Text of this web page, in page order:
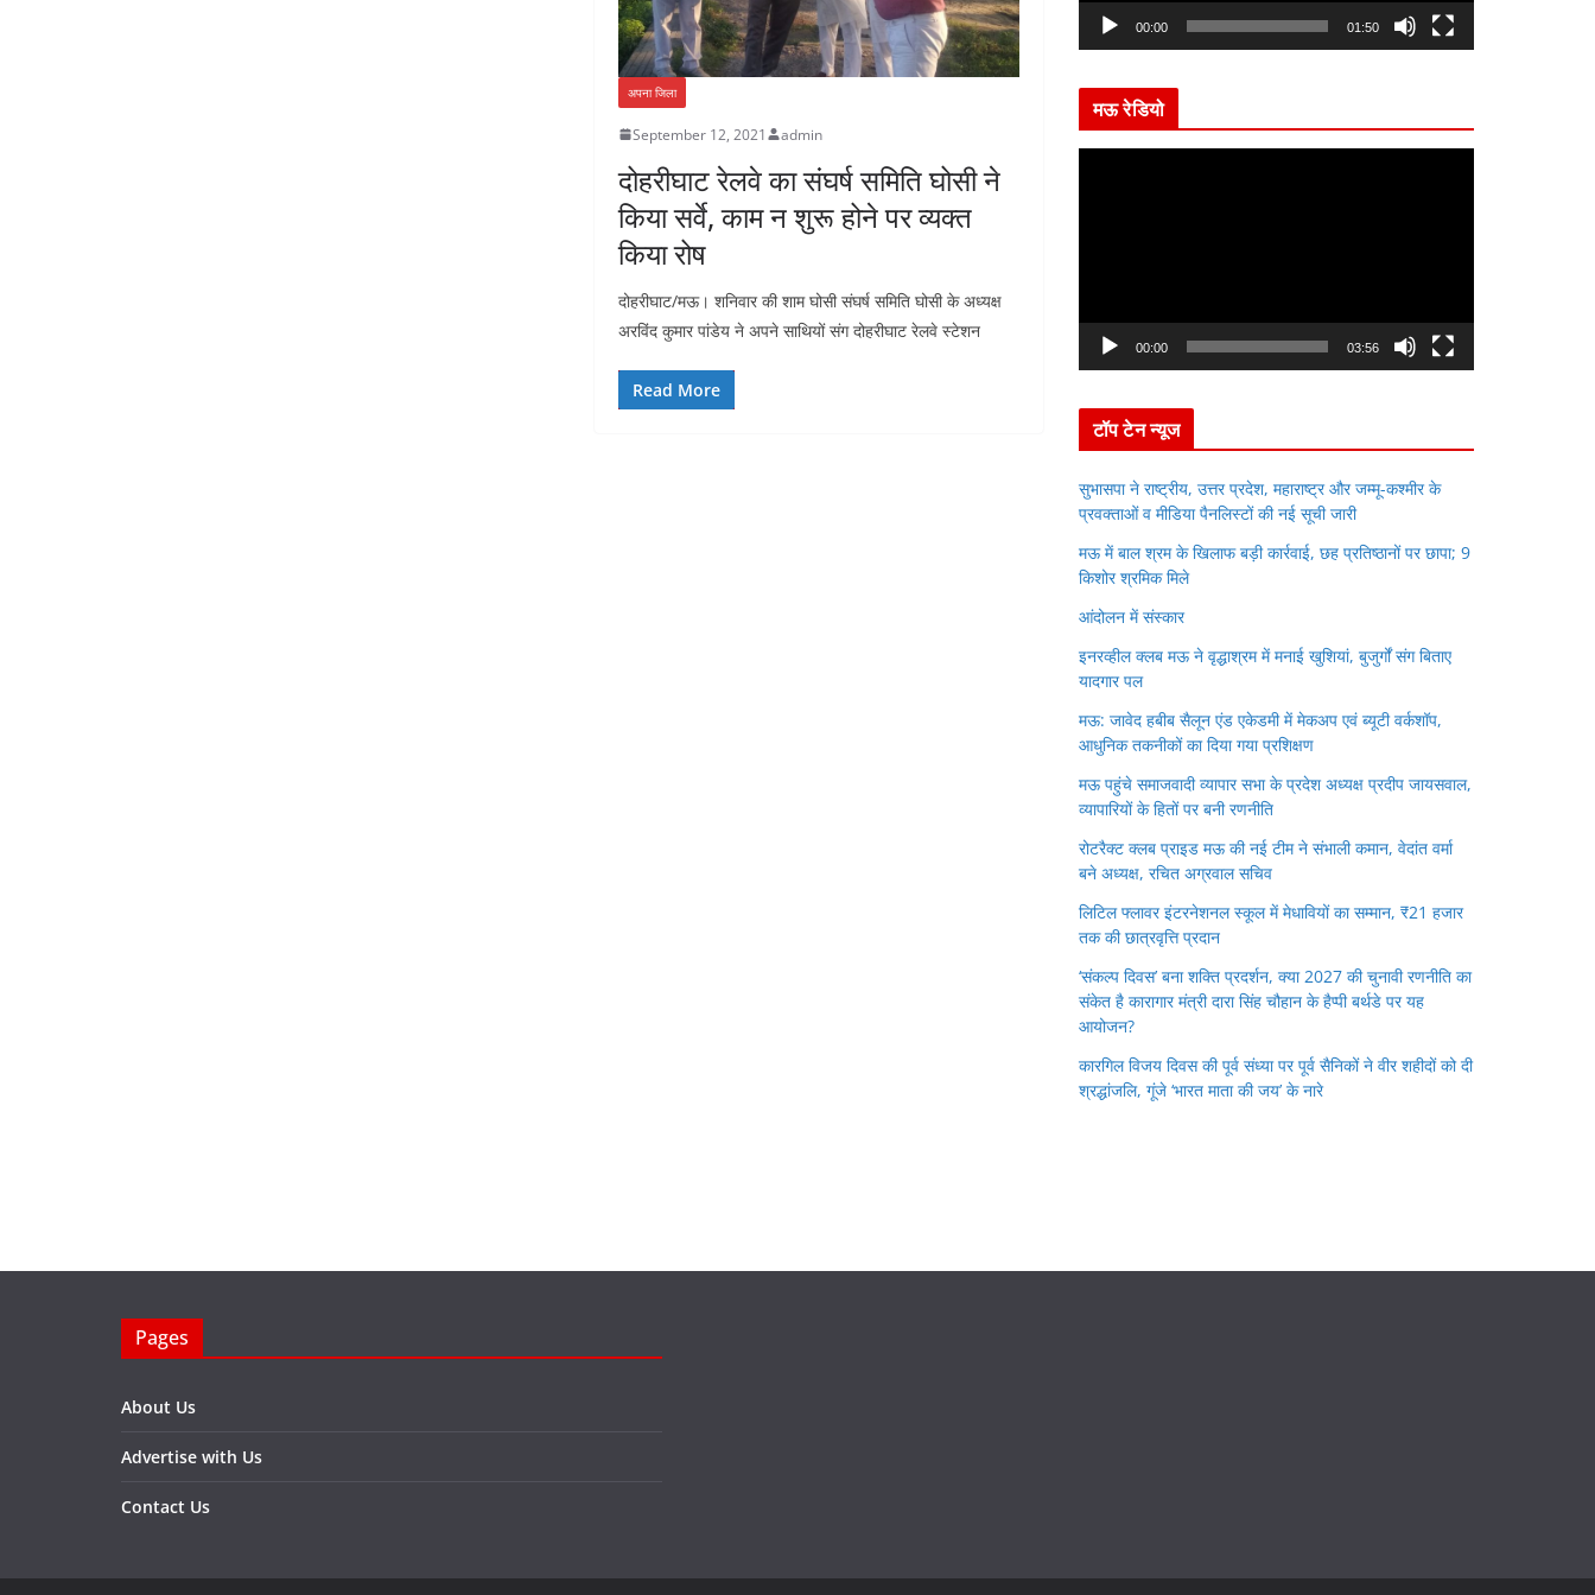
अपना जिला
September 12, 2021 admin
दोहरीघाट रेलवे का संघर्ष समिति घोसी ने
किया सर्वे, काम न शुरू होने पर व्यक्त
किया रोष
दोहरीघाट/मऊ। शनिवार की शाम घोसी संघर्ष समिति घोसी के अध्यक्ष
अरविंद कुमार पांडेय ने अपने साथियों संग दोहरीघाट रेलवे स्टेशन
Read More
a
r
00:00 01:50
मऊ रेडियो
a
r
00:00 03:56
टॉप टेन न्यूज
सुभासपा ने राष्ट्रीय, उत्तर प्रदेश, महाराष्ट्र और जम्मू-कश्मीर के
प्रवक्ताओं व मीडिया पैनलिस्टों की नई सूची जारी
मऊ में बाल श्रम के खिलाफ बड़ी कार्रवाई, छह प्रतिष्ठानों पर छापा; 9
किशोर श्रमिक मिले
आंदोलन में संस्कार
इनरव्हील क्लब मऊ ने वृद्धाश्रम में मनाई खुशियां, बुजुर्गों संग बिताए
यादगार पल
मऊ: जावेद हबीब सैलून एंड एकेडमी में मेकअप एवं ब्यूटी वर्कशॉप,
आधुनिक तकनीकों का दिया गया प्रशिक्षण
मऊ पहुंचे समाजवादी व्यापार सभा के प्रदेश अध्यक्ष प्रदीप जायसवाल,
व्यापारियों के हितों पर बनी रणनीति
रोटरैक्ट क्लब प्राइड मऊ की नई टीम ने संभाली कमान, वेदांत वर्मा
बने अध्यक्ष, रचित अग्रवाल सचिव
लिटिल फ्लावर इंटरनेशनल स्कूल में मेधावियों का सम्मान, ₹21 हजार
तक की छात्रवृत्ति प्रदान
‘संकल्प दिवस’ बना शक्ति प्रदर्शन, क्या 2027 की चुनावी रणनीति का
संकेत है कारागार मंत्री दारा सिंह चौहान के हैप्पी बर्थडे पर यह
आयोजन?
कारगिल विजय दिवस की पूर्व संध्या पर पूर्व सैनिकों ने वीर शहीदों को दी
श्रद्धांजलि, गूंजे ‘भारत माता की जय’ के नारे
Pages
About Us
Advertise with Us
Contact Us